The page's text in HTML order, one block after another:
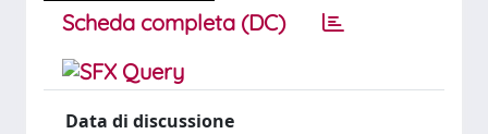
Scheda completa (DC)
Data di discussione